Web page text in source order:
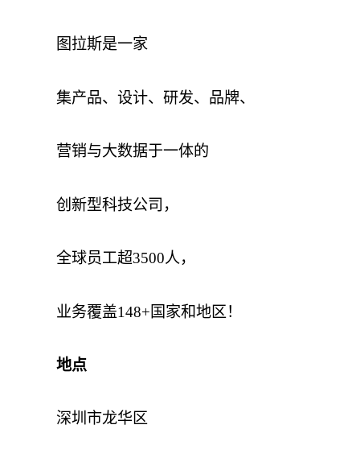
图拉斯是一家
集产品、设计、研发、品牌、
营销与大数据于一体的
创新型科技公司，
全球员工超3500人，
业务覆盖148+国家和地区！
地点
深圳市龙华区